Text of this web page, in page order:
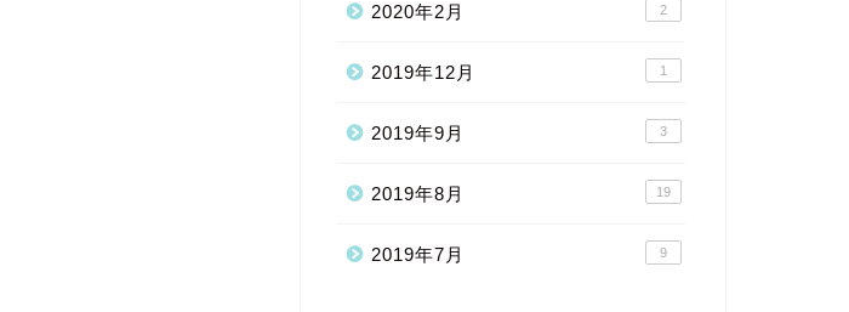
2020年2月 2
2019年12月 1
2019年9月 3
2019年8月 19
2019年7月 9